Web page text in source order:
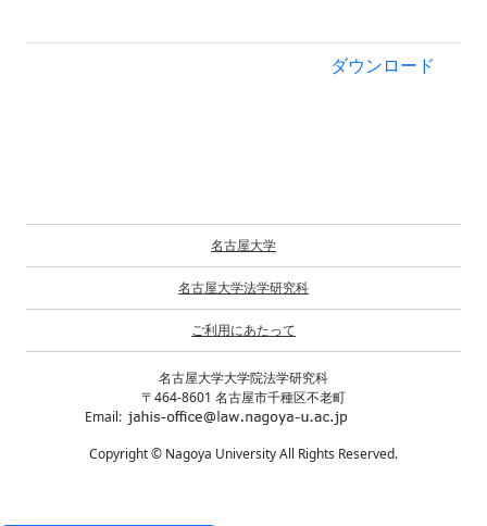
ダウンロード
名古屋大学
名古屋大学法学研究科
ご利用にあたって
名古屋大学大学院法学研究科
〒464-8601 名古屋市千種区不老町
Email:
Copyright © Nagoya University All Rights Reserved.